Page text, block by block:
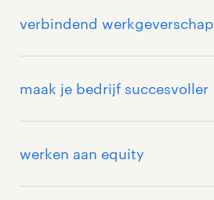
verbindend werkgeverschap
maak je bedrijf succesvoller
werken aan equity